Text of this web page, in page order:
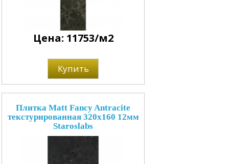
Цена: 11753/м2
Купить
Плитка Matt Fancy Antracite
текстурированная 320x160 12мм
Staroslabs